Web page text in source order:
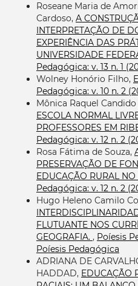
Roseane Maria de
Cardoso, A
INTERPRETAÇÃO DE
EXPERIÊNCIA DAS
UNIVERSIDADE
Pedagógica: v. 13 n. 1
Wolney Honório Filho,
Pedagógica: v. 10 n. 2
Mônica Raquel
ESCOLA NORMAL
PROFESSORES EM
Pedagógica: v. 12 n. 2
Rosa Fátima de Souza,
PRESERVAÇÃO DE
EDUCAÇÃO RURAL
Pedagógica: v. 12 n. 2
Hugo Heleno Camilo
FLUTUANTE NOS
GEOGRAFIA. , Poíesis
Poíesis Pedagógica
ADRIANA DE
HADDAD, EDUCAÇÃO